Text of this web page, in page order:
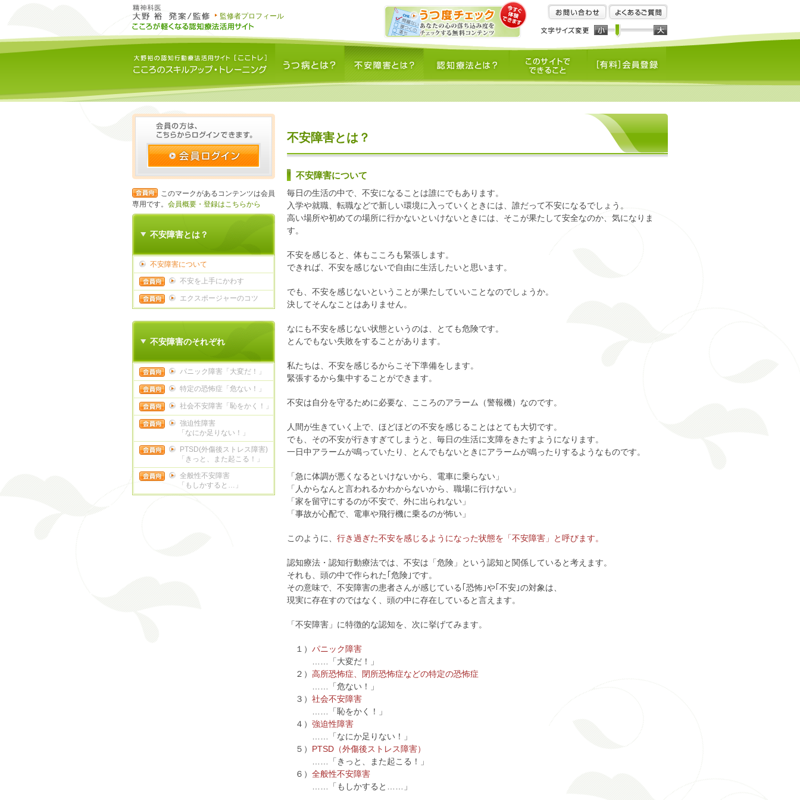
このサイトでできること [有料]会員登録
監修者プロフィール
お問い合わせ よくあるご質問
このマークがあるコンテンツは会員
専用です。 会員概要・登録はこちらから
不安障害とは？
不安障害について
不安を上手にかわす
エクスポージャーのコツ
不安障害のそれぞれ
パニック障害「大変だ！」
特定の恐怖症「危ない！」
社会不安障害「恥をかく！」
強迫性障害
「なにか足りない！」
PTSD(外傷後ストレス障害)
「きっと、また起こる！」
全般性不安障害
「もしかすると…」
不安障害とは？
不安障害について
毎日の生活の中で、不安になることは誰にでもあります。
入学や就職、転職などで新しい環境に入っていくときには、誰だって不安になるでしょう。
高い場所や初めての場所に行かないといけないときには、そこが果たして安全なのか、気になりま
す。
不安を感じると、体もこころも緊張します。
できれば、不安を感じないで自由に生活したいと思います。
でも、不安を感じないということが果たしていいことなのでしょうか。
決してそんなことはありません。
なにも不安を感じない状態というのは、とても危険です。
とんでもない失敗をすることがあります。
私たちは、不安を感じるからこそ下準備をします。
緊張するから集中することができます。
不安は自分を守るために必要な、こころのアラーム（警報機）なのです。
人間が生きていく上で、ほどほどの不安を感じることはとても大切です。
でも、その不安が行きすぎてしまうと、毎日の生活に支障をきたすようになります。
一日中アラームが鳴っていたり、とんでもないときにアラームが鳴ったりするようなものです。
「急に体調が悪くなるといけないから、電車に乗らない」
「人からなんと言われるかわからないから、職場に行けない」
「家を留守にするのが不安で、外に出られない」
「事故が心配で、電車や飛行機に乗るのが怖い」
このように、 行き過ぎた不安を感じるようになった状態を「不安障害」と呼びます。
認知療法・認知行動療法では、不安は「危険」という認知と関係していると考えます。
それも、頭の中で作られた｢危険｣です。
その意味で、不安障害の患者さんが感じている｢恐怖｣や｢不安｣の対象は、
現実に存在すのではなく、頭の中に存在していると言えます。
「不安障害」に特徴的な認知を、次に挙げてみます。
１） パニック障害
……「大変だ！」
２） 高所恐怖症、閉所恐怖症などの特定の恐怖症
……「危ない！」
３） 社会不安障害
……「恥をかく！」
４） 強迫性障害
……「なにか足りない！」
５） PTSD（外傷後ストレス障害）
……「きっと、また起こる！」
６） 全般性不安障害
……「もしかすると……」